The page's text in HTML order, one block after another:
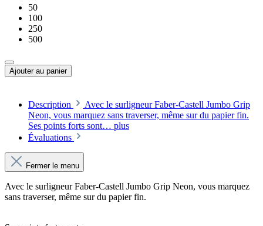
50
100
250
500
Ajouter au panier
Description
Avec le surligneur Faber-Castell Jumbo Grip
Neon, vous marquez sans traverser, même sur du papier fin.
Ses points forts sont… plus
Évaluations
Fermer le menu
Avec le surligneur Faber-Castell Jumbo Grip Neon, vous marquez
sans traverser, même sur du papier fin.